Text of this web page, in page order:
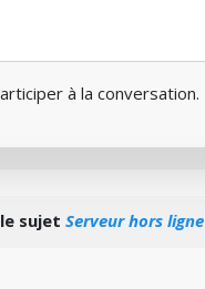
à la conversation.
sujet Serveur hors ligne